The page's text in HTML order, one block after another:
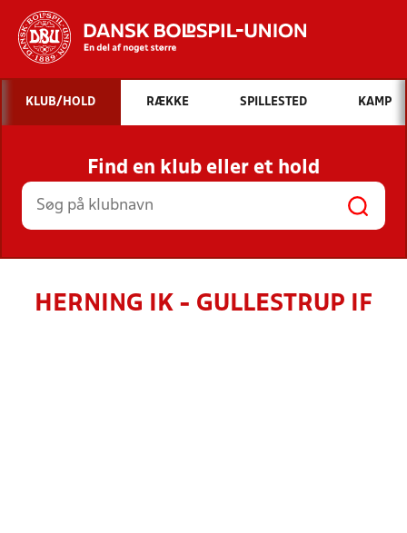
Hvad vil du søge efter?
INDHOLD OG NYHEDER
STILLINGER, RESULTATER, KLUBBER OG
HOLD
KLUB/HOLD RÆKKE SPILLESTED KAMP
Find en klub eller et hold
HERNING IK - GULLESTRUP IF